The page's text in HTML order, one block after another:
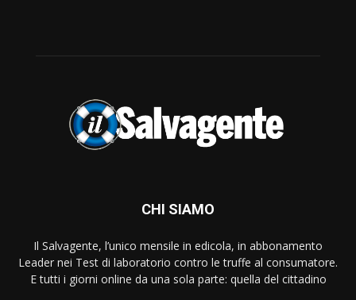
CHI SIAMO
Il Salvagente, l’unico mensile in edicola, in abbonamento
Leader nei Test di laboratorio contro le truffe al consumatore.
E tutti i giorni online da una sola parte: quella del cittadino